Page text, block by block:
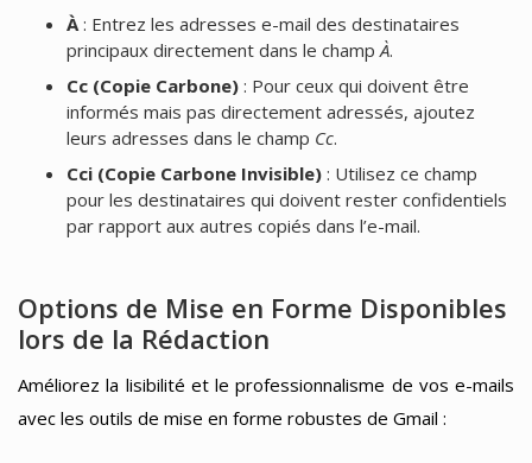
À: Entrez les adresses e-mail des destinataires
principaux directement dans le champÀ.
Cc (Copie Carbone): Pour ceux qui doivent être
informés mais pas directement adressés, ajoutez
leurs adresses dans le champ Cc.
Cci (Copie Carbone Invisible): Utilisez ce champ
pour les destinataires qui doivent rester confidentiels
par rapport aux autres copiés dans l’e-mail.
Options de Mise en Forme Disponibles
lors de la Rédaction
Améliorez la lisibilité et le professionnalisme de vos e-mails
avec les outils de mise en forme robustes de Gmail :